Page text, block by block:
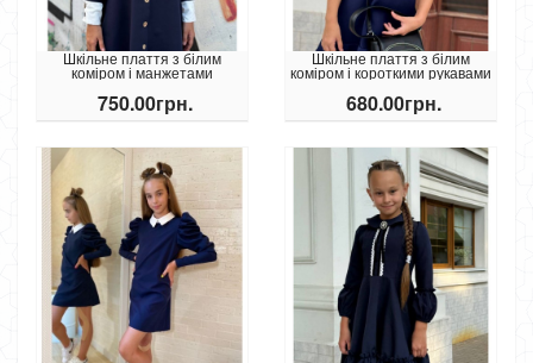
Шкільне плаття з білим
коміром і манжетами
750.00грн.
Шкільне плаття з білим
коміром і короткими рукавами
680.00грн.